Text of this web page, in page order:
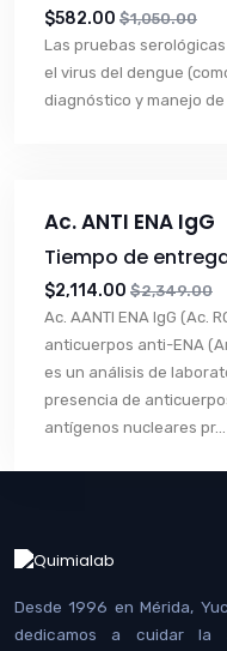
$582.00 $1,050.00
Las pruebas
el virus del dengue
diagnóstico y manejo
Ac. ANTI ENA IgG
Tiempo de
$2,114.00 $2,349.00
Ac. AANTI ENA IgG (Ac.
anticuerpos anti-ENA
es un análisis de
presencia de
antígenos nucleares pr...
Desde 1996 en Mérida,
dedicamos a cuidar la